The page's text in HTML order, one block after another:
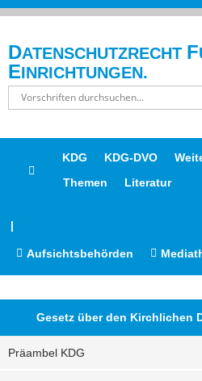
DATENSCHUTZRECHT F
EINRICHTUNGEN.
KDG KDG-DVO
Themen
Literatur
|
Aufsichtsbehörden
Gesetz über den Kirchlichen
Präambel KDG